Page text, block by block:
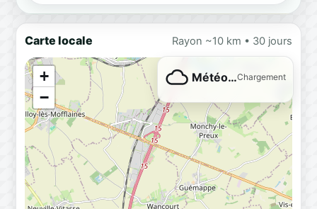
Carte locale Rayon ~10 km • 30 jours
+
−
Météo…Chargement